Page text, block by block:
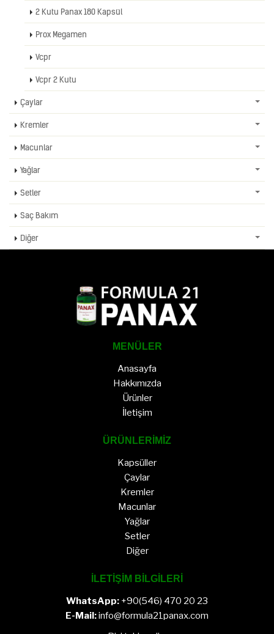
2 Kutu Panax 180 Kapsül
Prox Megamen
Vcpr
Vcpr 2 Kutu
Çaylar
Kremler
Macunlar
Yağlar
Setler
Saç Bakım
Diğer
MENÜLER
Anasayfa
Hakkımızda
Ürünler
İletişim
ÜRÜNLERİMİZ
Kapsüller
Çaylar
Kremler
Macunlar
Yağlar
Setler
Diğer
İLETİŞİM BİLGİLERİ
WhatsApp: +90(546) 470 20 23
E-Mail:info@formula21panax.com